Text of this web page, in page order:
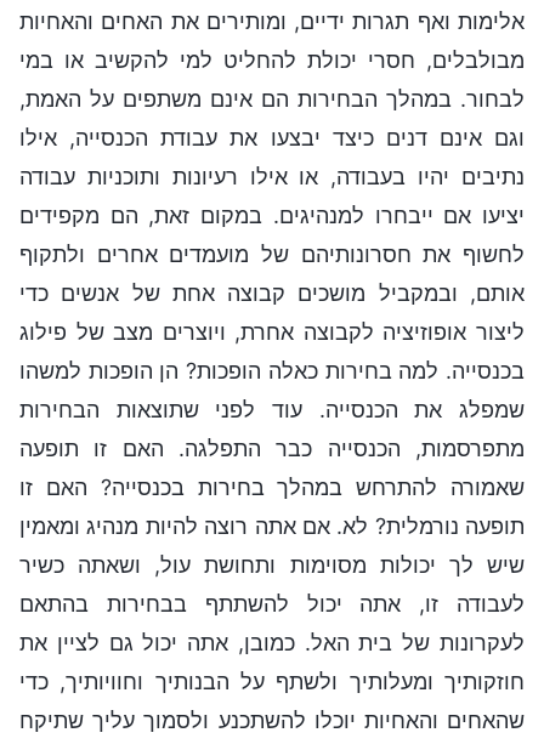
אלימות ואף תגרות ידיים, ומותירים את האחים והאחיות
מבולבלים, חסרי יכולת להחליט למי להקשיב או במי
לבחור. במהלך הבחירות הם אינם משתפים על האמת,
וגם אינם דנים כיצד יבצעו את עבודת הכנסייה, אילו
נתיבים יהיו בעבודה, או אילו רעיונות ותוכניות עבודה
יציעו אם ייבחרו למנהיגים. במקום זאת, הם מקפידים
לחשוף את חסרונותיהם של מועמדים אחרים ולתקוף
אותם, ובמקביל מושכים קבוצה אחת של אנשים כדי
ליצור אופוזיציה לקבוצה אחרת, ויוצרים מצב של פילוג
בכנסייה. למה בחירות כאלה הופכות? הן הופכות למשהו
שמפלג את הכנסייה. עוד לפני שתוצאות הבחירות
מתפרסמות, הכנסייה כבר התפלגה. האם זו תופעה
שאמורה להתרחש במהלך בחירות בכנסייה? האם זו
תופעה נורמלית? לא. אם אתה רוצה להיות מנהיג ומאמין
שיש לך יכולות מסוימות ותחושת עול, ושאתה כשיר
לעבודה זו, אתה יכול להשתתף בבחירות בהתאם
לעקרונות של בית האל. כמובן, אתה יכול גם לציין את
חוזקותיך ומעלותיך ולשתף על הבנותיך וחוויותיך, כדי
שהאחים והאחיות יוכלו להשתכנע ולסמוך עליך שתיקח